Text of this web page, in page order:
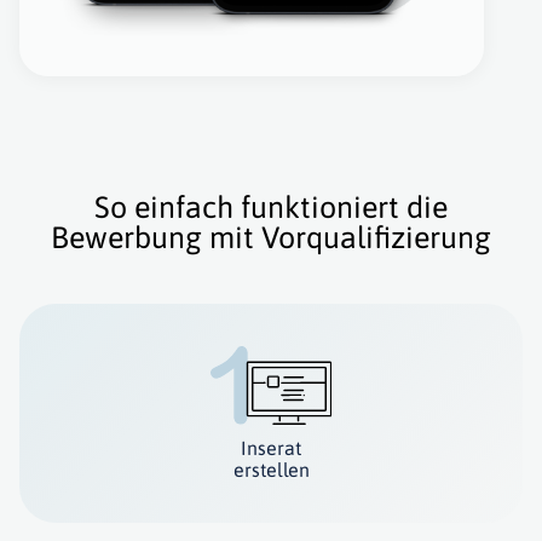
So einfach funktioniert die
Bewerbung mit Vorqualifizierung
Inserat
erstellen